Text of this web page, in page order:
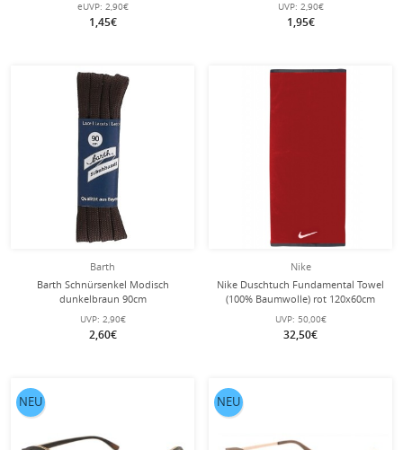
eUVP: 2,90€
1,45€
UVP: 2,90€
1,95€
Barth
Barth Schnürsenkel Modisch
dunkelbraun 90cm
UVP: 2,90€
2,60€
Nike
Nike Duschtuch Fundamental Towel
(100% Baumwolle) rot 120x60cm
UVP: 50,00€
32,50€
NEU NEU